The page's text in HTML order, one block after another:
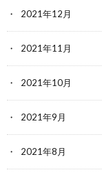
2021年12月
2021年11月
2021年10月
2021年9月
2021年8月